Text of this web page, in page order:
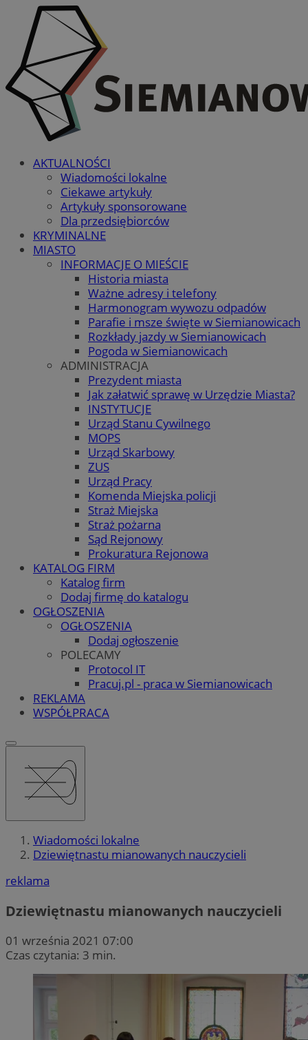
AKTUALNOŚCI
Wiadomości lokalne
Ciekawe artykuły
Artykuły sponsorowane
Dla przedsiębiorców
KRYMINALNE
MIASTO
INFORMACJE O MIEŚCIE
Historia miasta
Ważne adresy i telefony
Harmonogram wywozu odpadów
Parafie i msze święte w Siemianowicach
Rozkłady jazdy w Siemianowicach
Pogoda w Siemianowicach
ADMINISTRACJA
Prezydent miasta
Jak załatwić sprawę w Urzędzie Miasta?
INSTYTUCJE
Urząd Stanu Cywilnego
MOPS
Urząd Skarbowy
ZUS
Urząd Pracy
Komenda Miejska policji
Straż Miejska
Straż pożarna
Sąd Rejonowy
Prokuratura Rejonowa
KATALOG FIRM
Katalog firm
Dodaj firmę do katalogu
OGŁOSZENIA
OGŁOSZENIA
Dodaj ogłoszenie
POLECAMY
Protocol IT
Pracuj.pl - praca w Siemianowicach
REKLAMA
WSPÓŁPRACA
Wiadomości lokalne
Dziewiętnastu mianowanych nauczycieli
reklama
Dziewiętnastu mianowanych nauczycieli
01 września 2021 07:00
Czas czytania: 3 min.